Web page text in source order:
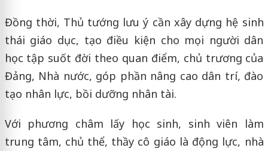
Đồng thời, Thủ tướng lưu ý cần xây dựng hệ sinh
thái giáo dục, tạo điều kiện cho mọi người dân
học tập suốt đời theo quan điểm, chủ trương của
Đảng, Nhà nước, góp phần nâng cao dân trí, đào
tạo nhân lực, bồi dưỡng nhân tài.
Với phương châm lấy học sinh, sinh viên làm
trung tâm, chủ thể, thầy cô giáo là động lực, nhà